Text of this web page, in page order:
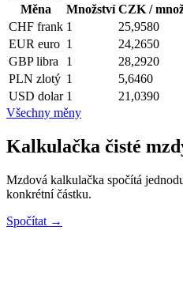
Měna
Množství CZK /
CHF frank 1 25,9580
EUR euro 1 24,2650
GBP libra 1 28,2920
PLN zlotý 1 5,6460
USD dolar 1 21,0390
Všechny měny
Kalkulačka čisté
Mzdová kalkulačka spočítá
konkrétní částku.
Spočítat →